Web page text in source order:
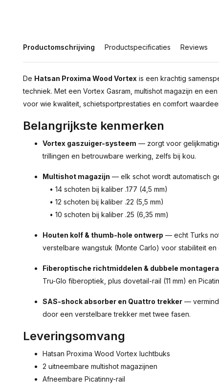
Productomschrijving Productspecificaties Reviews
De Hatsan Proxima Wood Vortex is een krachtig
techniek. Met een Vortex Gasram, multishot magazijn en
voor wie kwaliteit, schietsportprestaties en comfort
Belangrijkste kenmerken
Vortex gaszuiger-systeem — zorgt voor
trillingen en betrouwbare werking, zelfs bij kou.
Multishot magazijn — elk schot wordt automatisch
• 14 schoten bij kaliber .177 (4,5 mm)
• 12 schoten bij kaliber .22 (5,5 mm)
• 10 schoten bij kaliber .25 (6,35 mm)
Houten kolf & thumb-hole ontwerp — echt Turks
verstelbare wangstuk (Monte Carlo) voor stabiliteit en
Fiberoptische richtmiddelen & dubbele
Tru-Glo fiberoptiek, plus dovetail-rail (11 mm) en
SAS-shock absorber en Quattro trekker —
door een verstelbare trekker met twee fasen.
Leveringsomvang
Hatsan Proxima Wood Vortex luchtbuks
2 uitneembare multishot magazijnen
Afneembare Picatinny-rail